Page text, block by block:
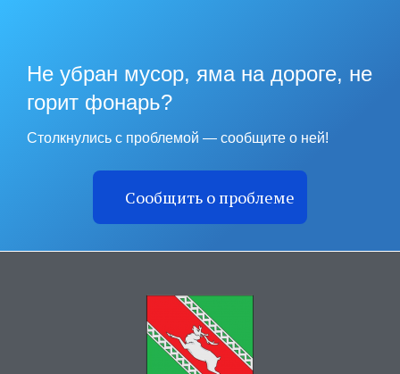
Не убран мусор, яма на дороге, не
горит фонарь?
Столкнулись с проблемой — сообщите о ней!
Сообщить о проблеме